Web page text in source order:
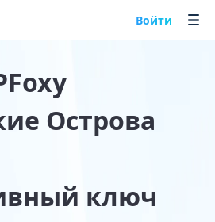
Войти
Острова
ключ